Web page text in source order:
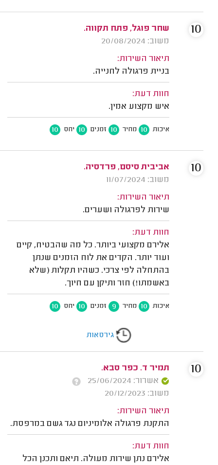
שחר פוגל, פתח תקווה.
משוב: 20/08/2024
תיאור השירות:
בניית פרגולה לחנייה.
חוות דעת:
איש מקצוע אמין.
איכות 10 מחיר 10 זמנים 10 יחס 10
10
אביבית סיסם, פרדסיה.
משוב: 11/07/2024
תיאור השירות:
שירות לפרגולה ושערים.
חוות דעת:
אלירם מקצועי ביותר. כל מה שהבטיח, קיים
ועוד יותר. הקדים את לוח הזמנים שנתן
בהתחלה לפי צרכי. כשהיו תקלות (שלא
באשמתו!) חזר ותיקן עם חיוך.
איכות 10 מחיר 9 זמנים 10 יחס 10
10
גירסאות
תמיר ד. כפר סבא.
אשרור: 25/06/2024
משוב: 20/12/2023
תיאור השירות:
התקנת פרגולה אלומיניום נגד גשם במרפסת.
חוות דעת:
אלירם נתן שירות מעולה. תיאם ותכנן הכל
10